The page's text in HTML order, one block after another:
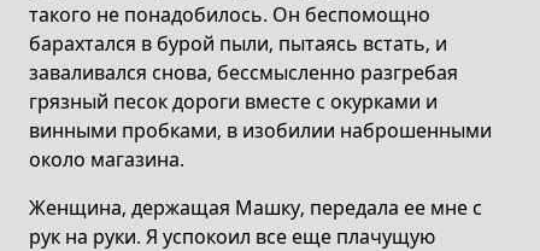
такого не понадобилось. Он беспомощно
барахтался в бурой пыли, пытаясь встать, и
заваливался снова, бессмысленно разгребая
грязный песок дороги вместе с окурками и
винными пробками, в изобилии наброшенными
около магазина.
Женщина, держащая Машку, передала ее мне с
рук на руки. Я успокоил все еще плачущую